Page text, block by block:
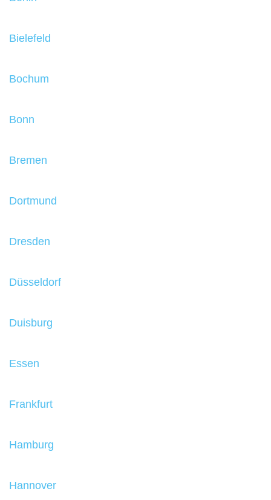
Bielefeld
Bochum
Bonn
Bremen
Dortmund
Dresden
Düsseldorf
Duisburg
Essen
Frankfurt
Hamburg
Hannover